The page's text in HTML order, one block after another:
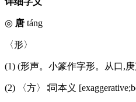
◎ 唐 táng
〈形〉
(1) (形声。小篆作字形。从口,
(2) 〈方〉∶同本义